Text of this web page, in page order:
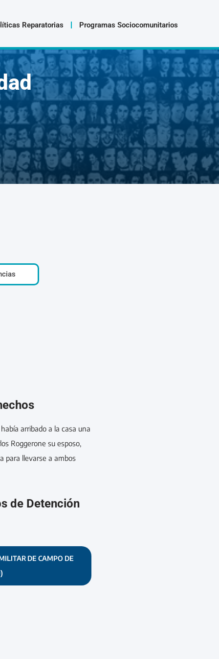
Reparatorias Programas Sociocomunitarios
arribado a la casa una
Roggerone su esposo,
para llevarse a ambos
de Detención
DE CAMPO DE